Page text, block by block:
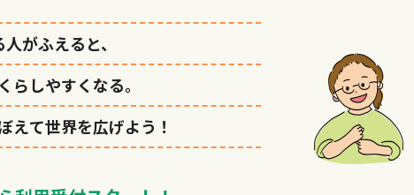
がふえると、
らしやすくなる。
えて世界を広げよう！